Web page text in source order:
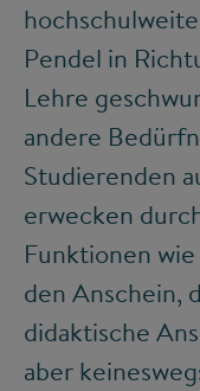
Pendel in
Lehre
andere
Studierenden
erwecken
Funktionen
den Anschein,
didaktische
aber